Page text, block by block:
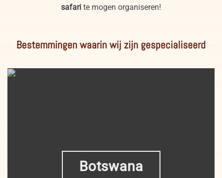
safari te mogen organiseren!
Bestemmingen waarin wij zijn gespecialiseerd
Botswana